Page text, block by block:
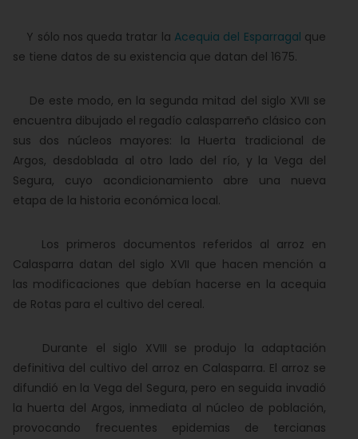
Y sólo nos queda tratar la Acequia del Esparragal que
se tiene datos de su existencia que datan del 1675.
De este modo, en la segunda mitad del siglo XVII se
encuentra dibujado el regadío calasparreño clásico con
sus dos núcleos mayores: la Huerta tradicional de
Argos, desdoblada al otro lado del río, y la Vega del
Segura, cuyo acondicionamiento abre una nueva
etapa de la historia económica local.
Los primeros documentos referidos al arroz en
Calasparra datan del siglo XVII que hacen mención a
las modificaciones que debían hacerse en la acequia
de Rotas para el cultivo del cereal.
Durante el siglo XVIII se produjo la adaptación
definitiva del cultivo del arroz en Calasparra. El arroz se
difundió en la Vega del Segura, pero en seguida invadió
la huerta del Argos, inmediata al núcleo de población,
provocando frecuentes epidemias de tercianas